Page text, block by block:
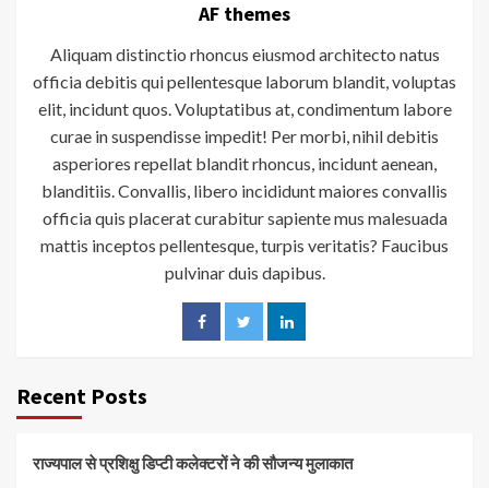
AF themes
Aliquam distinctio rhoncus eiusmod architecto natus
officia debitis qui pellentesque laborum blandit, voluptas
elit, incidunt quos. Voluptatibus at, condimentum labore
curae in suspendisse impedit! Per morbi, nihil debitis
asperiores repellat blandit rhoncus, incidunt aenean,
blanditiis. Convallis, libero incididunt maiores convallis
officia quis placerat curabitur sapiente mus malesuada
mattis inceptos pellentesque, turpis veritatis? Faucibus
pulvinar duis dapibus.
Recent Posts
राज्यपाल से प्रशिक्षु डिप्टी कलेक्टरों ने की सौजन्य मुलाकात